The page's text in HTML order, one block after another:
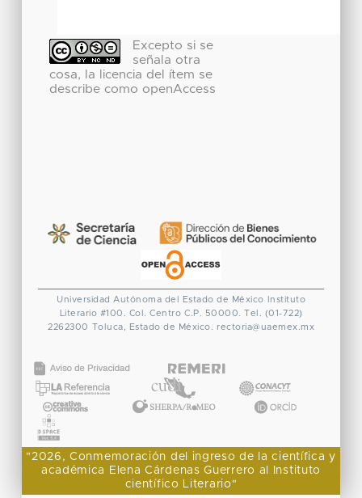
Excepto si se
señala otra
cosa, la licencia del ítem se
describe como openAccess
Universidad Autónoma del Estado de México
Instituto
Literario #100. Col. Centro C.P. 50000. Tel. (01-722)
2262300 Toluca, Estado de México. rectoria@uaemex.mx
"2026, Conmemoración del ingreso de la científica y
académica Elena Cárdenas Guerrero al Instituto
científico Literario"